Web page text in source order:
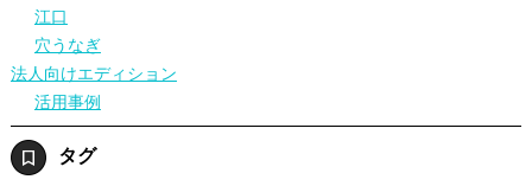
江口
穴うなぎ
法人向けエディション
活用事例
タグ